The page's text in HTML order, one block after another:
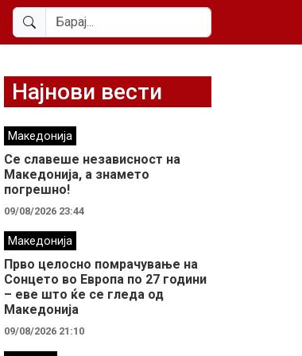
Најнови вести
Македонија
Се славеше независност на
Македонија, а знамето
погрешно!
09/08/2026 23:44
Македонија
Прво целосно помрачување на
Сонцето во Европа по 27 години
– еве што ќе се гледа од
Македонија
09/08/2026 21:10